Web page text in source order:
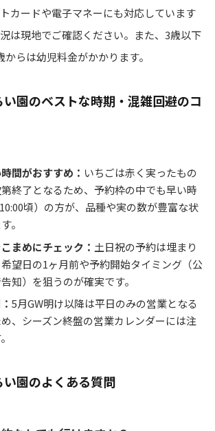
カードや電子マネーにも対応しています
は現地でご確認ください。また、3歳以下
らは幼児料金がかかります。
園のベストな時期・混雑回避のコ
間がおすすめ： いちごは赤く実ったもの
終了となるため、予約枠の中でも早い時
頃）の方が、品種や実の数が豊富な状
。
まめにチェック： 土日祝の予約は埋まり
望日の1ヶ月前や予約開始タイミング（公
知）を狙うのが確実です。
5月GW明け以降は平日のみの営業となる
、シーズン終盤の営業カレンダーには注
園のよくある質問